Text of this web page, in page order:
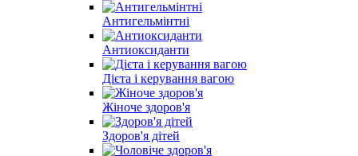
Антигельмінтні
Антиоксиданти
Дієта і керування вагою
Жіноче здоров'я
Здоров'я дітей